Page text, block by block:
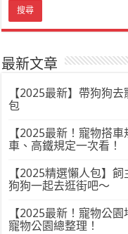
最新文章
【2025最新】帶狗狗
包
【2025最新！寵物搭
車、高鐵規定一次看！
【2025精選懶人包】
狗狗一起去逛街吧～
【2025最新！寵物公
寵物公園總整理！